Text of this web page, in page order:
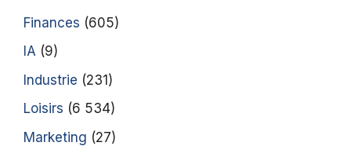
Finances (605)
IA (9)
Industrie (231)
Loisirs (6 534)
Marketing (27)